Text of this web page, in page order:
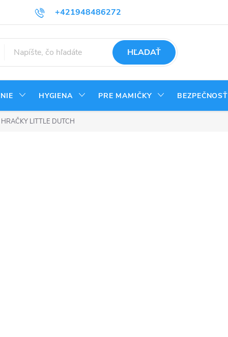
+421948486272
poriadok Kontakty Odstúpenie od zmluvy - vrátenie tovaru
HĽADAŤ
HYGIENA PRE MAMIČKY BEZPEČNOSŤ
LITTLE DUTCH